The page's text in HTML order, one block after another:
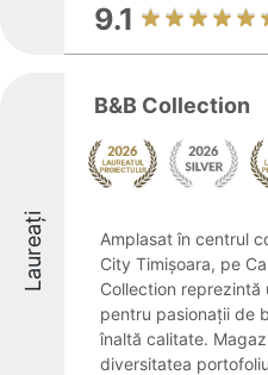
9.1
Laureați
B&B Collection
Amplasat în centrul
City Timișoara, pe
Collection
pentru pasionații de
înaltă calitate.
diversitatea